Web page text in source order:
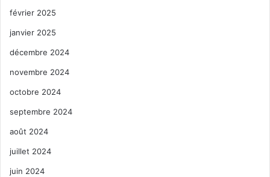
février 2025
janvier 2025
décembre 2024
novembre 2024
octobre 2024
septembre 2024
août 2024
juillet 2024
juin 2024